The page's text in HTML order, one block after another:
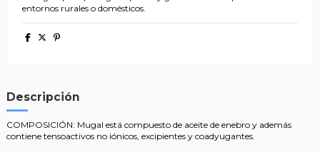
entornos rurales o domésticos.
Descripción
COMPOSICIÓN: Mugal está compuesto de aceite de enebro y además
contiene tensoactivos no iónicos, excipientes y coadyugantes.